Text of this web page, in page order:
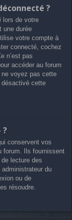
?
lors de votre
une durée
votre compte à
connecté, cochez
n’est pas
accéder au forum
voyez pas cette
désactivé cette
?
conservent vos
forum. Ils fournissent
lecture des
du
ou de
résoudre.